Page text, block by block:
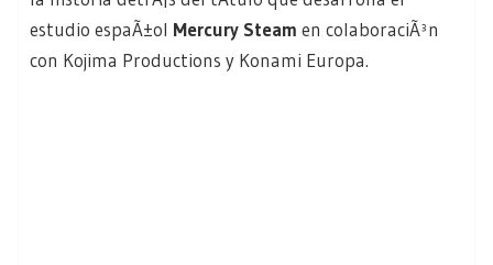
estudio espaÃ±ol Mercury Steam en colaboraciÃ³n
con Kojima Productions y Konami Europa.